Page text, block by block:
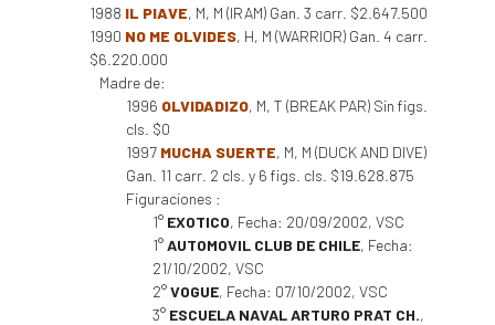
1988 IL PIAVE, M, M (IRAM) Gan. 3 carr. $2.647.500
1990 NO ME OLVIDES, H, M (WARRIOR) Gan. 4 carr.
$6.220.000
Madre de:
1996 OLVIDADIZO, M, T (BREAK PAR) Sin figs.
cls. $0
1997 MUCHA SUERTE, M, M (DUCK AND DIVE)
Gan. 11 carr. 2 cls. y 6 figs. cls. $19.628.875
Figuraciones :
1° EXOTICO, Fecha: 20/09/2002, VSC
1°AUTOMOVIL CLUB DE CHILE, Fecha:
21/10/2002, VSC
2°VOGUE, Fecha: 07/10/2002, VSC
3° ESCUELA NAVAL ARTURO PRAT CH.,